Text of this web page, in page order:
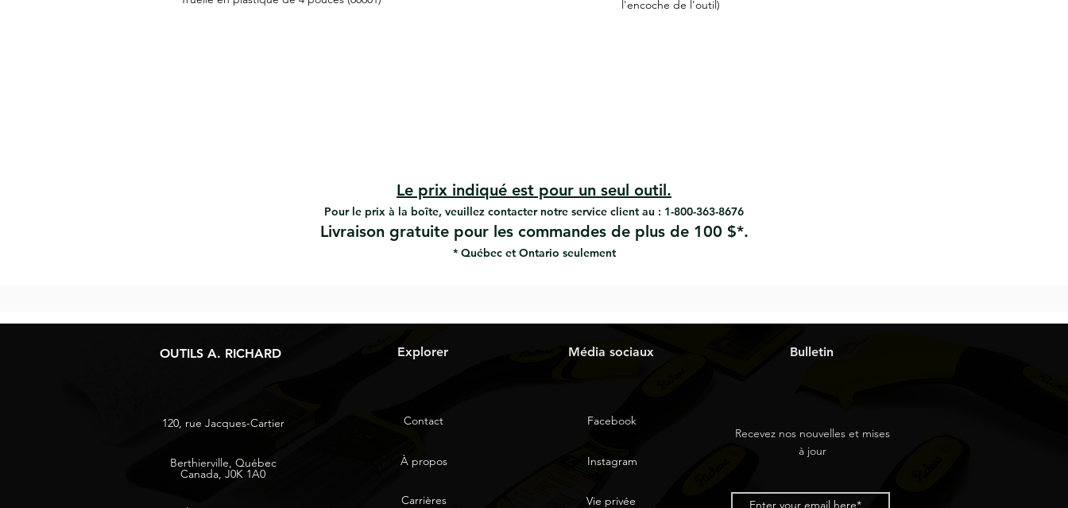
l'encoche de l'outil)
Le prix indiqué est pour un seul outil.
Pour le prix à la boîte, veuillez contacter notre service client au : 1-800-363-8676
Livraison gratuite pour les commandes de plus de 100 $*.
* Québec et Ontario seulement
OUTILS A. RICHARD
120, rue Jacques-Cartier
Berthierville, Québec
Canada, J0K 1A0
Explorer
Contact
À propos
Carrières
Média sociaux
Facebook
Instagram
Vie privée
Bulletin
Recevez nos nouvelles et mises
à jour